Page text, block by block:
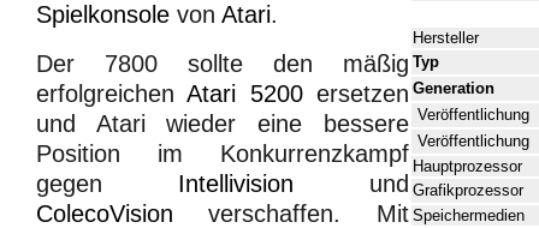
Hersteller
Typ
Generation
Veröffentlichung
Veröffentlichung
Hauptprozessor
Grafikprozessor
Speichermedien
Spielkonsole von Atari.
Der 7800 sollte den mäßig
erfolgreichenAtari 5200ersetzen
und Atari wieder eine bessere
Position im Konkurrenzkampf
gegen Intellivision und
ColecoVision verschaffen. Mit